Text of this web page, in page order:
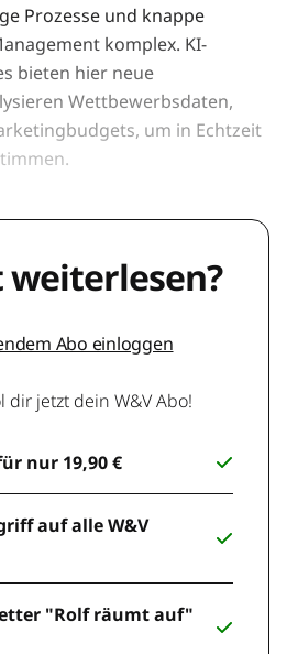
Prozesse und knappe
komplex. KI-
bieten hier neue
Wettbewerbsdaten,
um in Echtzeit
Abo einloggen
dir jetzt dein W&V Abo!
nur 19,90 €
auf alle W&V
"Rolf räumt auf"